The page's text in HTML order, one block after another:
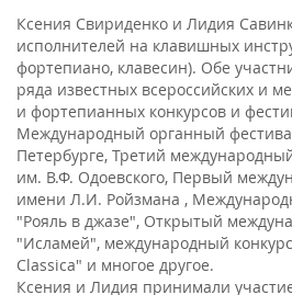
Ксения Свириденко и Лидия
исполнителей на клавишных
фортепиано, клавесин). Обе
ряда известных всероссийских и
и фортепианных конкурсов и
Международный органный
Петербурге, Третий
им. В.Ф. Одоевского, Первый
имени Л.И. Ройзмана ,
"Рояль в джазе", Открытый
"Исламей", международный
Classica" и многое другое.
Ксения и Лидия принимали